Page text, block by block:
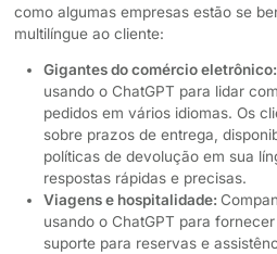
como algumas empresas estão se
multilíngue ao cliente:
Gigantes do comércio eletrônico:
usando o ChatGPT para lidar
pedidos em vários idiomas. Os
sobre prazos de entrega,
políticas de devolução em sua
respostas rápidas e precisas.
Viagens e hospitalidade:
usando o ChatGPT para
suporte para reservas e